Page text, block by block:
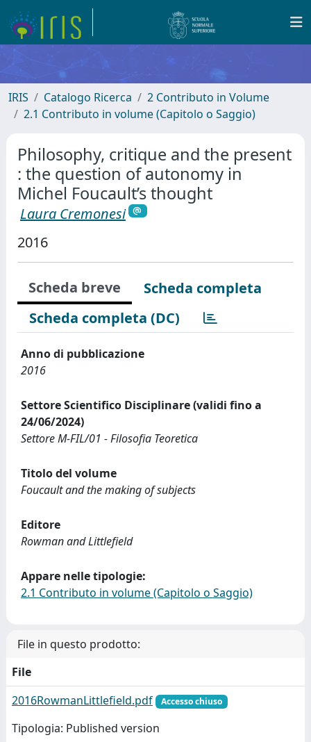
IRIS Catalogo Ricerca
2 Contributo in Volume
2.1 Contributo in volume (Capitolo o Saggio)
Philosophy, critique and the present
: the question of autonomy in
Michel Foucault’s thought
Laura Cremonesi
2016
Scheda breve
Scheda completa
Scheda completa (DC)
Anno di pubblicazione
2016
Settore Scientifico Disciplinare (validi fino a
24/06/2024)
Settore M-FIL/01 - Filosofia Teoretica
Titolo del volume
Foucault and the making of subjects
Editore
Rowman and Littlefield
Appare nelle tipologie:
2.1 Contributo in volume (Capitolo o Saggio)
File in questo prodotto:
File
2016RowmanLittlefield.pdf
Accesso chiuso
Tipologia: Published version